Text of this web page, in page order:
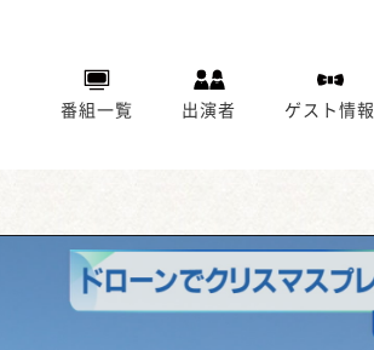
番組一覧 出演者 ゲスト情報